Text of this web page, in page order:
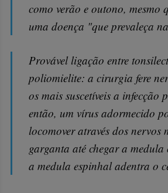
como verão e outono, mesmo
uma doença "que prevaleça
Provável ligação entre
poliomielite: a cirurgia fere
os mais suscetíveis a infecção
então, um vírus adormecido
locomover através dos nervos
garganta até chegar a
a medula espinhal adentra o